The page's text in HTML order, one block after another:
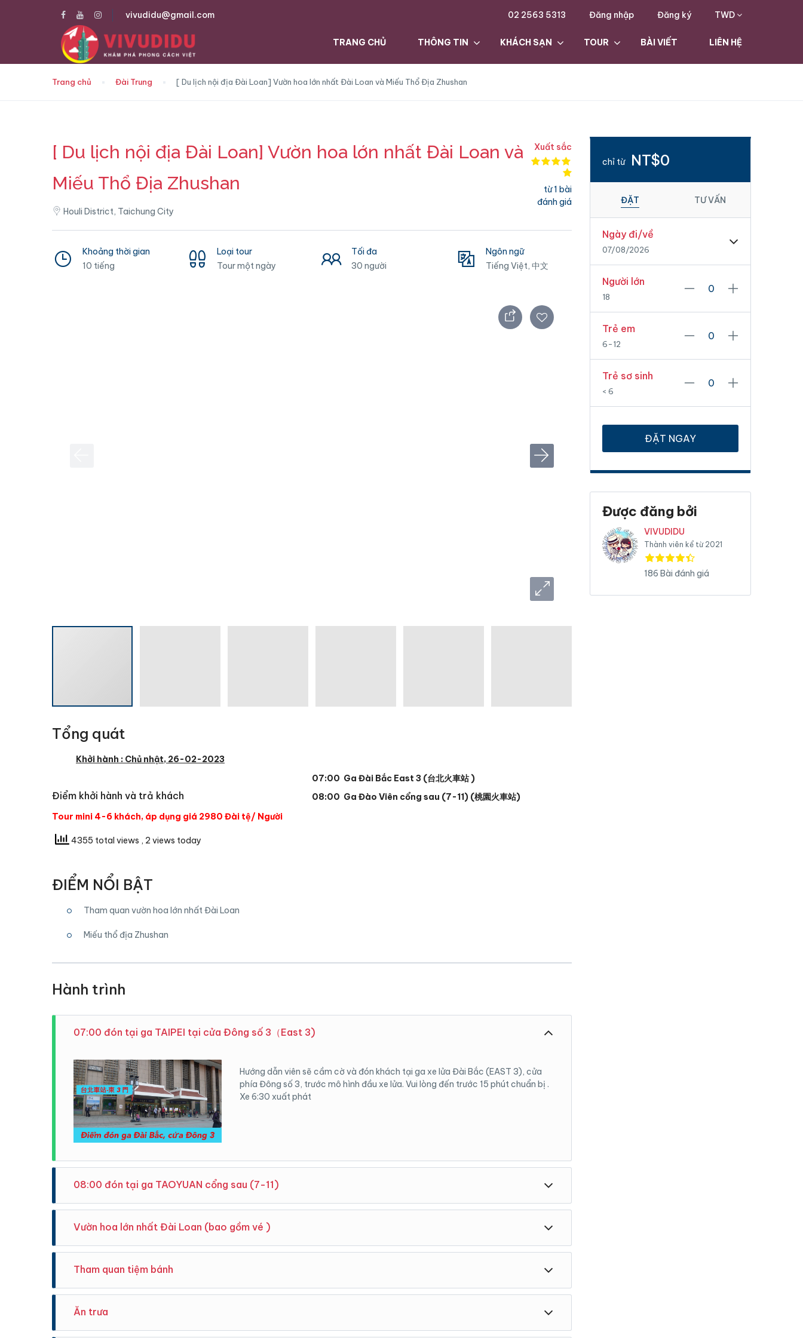
vivudidu@gmail.com 02 2563 5313 Đăng nhập Đăng ký TWD
TRANG CHỦ THÔNG TIN KHÁCH SẠN TOUR BÀI VIẾT LIÊN HỆ
Trang chủ Đài Trung [ Du lịch nội địa Đài Loan] Vườn hoa lớn nhất Đài Loan và Miếu Thổ Địa Zhushan
[ Du lịch nội địa Đài Loan] Vườn hoa lớn nhất Đài Loan và
Miếu Thổ Địa Zhushan
Houli District, Taichung City
Xuất sắc
từ 1 bài
đánh giá
Khoảng thời gian
10 tiếng
Loại tour
Tour một ngày
Tối đa
30 người
Ngôn ngữ
Tiếng Việt, 中文
Tổng quát
Khởi hành : Chủ nhật, 26-02-2023
Điểm khởi hành và trả khách
07:00 Ga Đài Bắc East 3 (台北火車站 )
08:00 Ga Đào Viên cổng sau (7-11) (桃園火車站)
Tour mini 4-6 khách, áp dụng giá 2980 Đài tệ/ Người
4355 total views , 2 views today
ĐIỂM NỔI BẬT
Tham quan vườn hoa lớn nhất Đài Loan
Miếu thổ địa Zhushan
Hành trình
07:00 đón tại ga TAIPEI tại cửa Đông số 3（East 3)
Hướng dẫn viên sẽ cầm cờ và đón khách tại ga xe lửa Đài Bắc (EAST 3), cửa
phía Đông số 3, trước mô hình đầu xe lửa. Vui lòng đến trước 15 phút chuẩn bị .
Xe 6:30 xuất phát
08:00 đón tại ga TAOYUAN cổng sau (7-11)
Xe 7:30 xuất phát.
Vườn hoa lớn nhất Đài Loan (bao gồm vé )
Lan. Ngoài ra còn có rất nhiều loài hoa khác nhau để du khách có thể hoà mình
tuyệt vời không thể bỏ lỡ dành cho những người yêu hoa.. Ở đây bạn sẽ mê mệt
bởi sự lãng mạn với nhiều loài hoa đầy màu sắc và tùy thuộc vào ngày bạn đến
khoảng từ tháng 1 - 3 và hoa hướng dương trong khoảng từ tháng 5 - 10. Nếu
Tham quan tiệm bánh
Ăn trưa
chỉ từ NT$0
ĐẶT TƯ VẤN
Ngày đi/về
07/08/2026
Người lớn
18
Trẻ em
6-12
Trẻ sơ sinh
< 6
ĐẶT NGAY
Được đăng bởi
VIVUDIDU
Thành viên kể từ 2021
186 Bài đánh giá